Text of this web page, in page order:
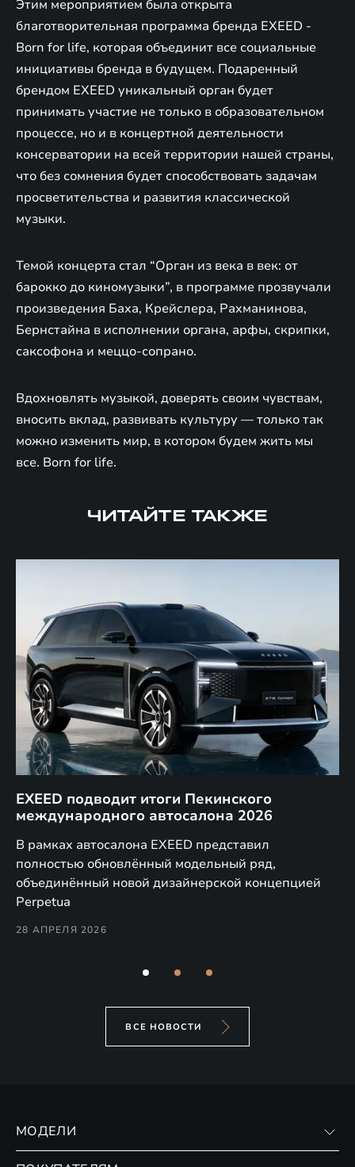
Этим мероприятием была открыта
благотворительная программа бренда EXEED -
Born for life, которая объединит все социальные
инициативы бренда в будущем. Подаренный
брендом EXEED уникальный орган будет
принимать участие не только в образовательном
процессе, но и в концертной деятельности
консерватории на всей территории нашей страны,
что без сомнения будет способствовать задачам
просветительства и развития классической
музыки.
Темой концерта стал “Орган из века в век: от
барокко до киномузыки”, в программе прозвучали
произведения Баха, Крейслера, Рахманинова,
Бернстайна в исполнении органа, арфы, скрипки,
саксофона и меццо-сопрано.
Вдохновлять музыкой, доверять своим чувствам,
вносить вклад, развивать культуру — только так
можно изменить мир, в котором будем жить мы
все. Born for life.
ЧИТАЙТЕ ТАКЖЕ
EXEED подводит итоги Пекинского
международного автосалона 2026
В рамках автосалона EXEED представил
полностью обновлённый модельный ряд,
объединённый новой дизайнерской концепцией
Perpetua
28 АПРЕЛЯ 2026
ВСЕ НОВОСТИ
МОДЕЛИ